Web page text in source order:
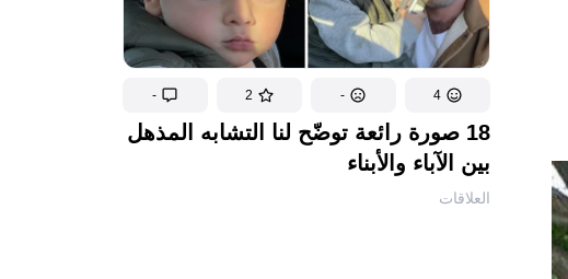
4
-
2
-
18 صورة رائعة توضّح لنا التشابه المذهل
بين الآباء والأبناء
العلاقات